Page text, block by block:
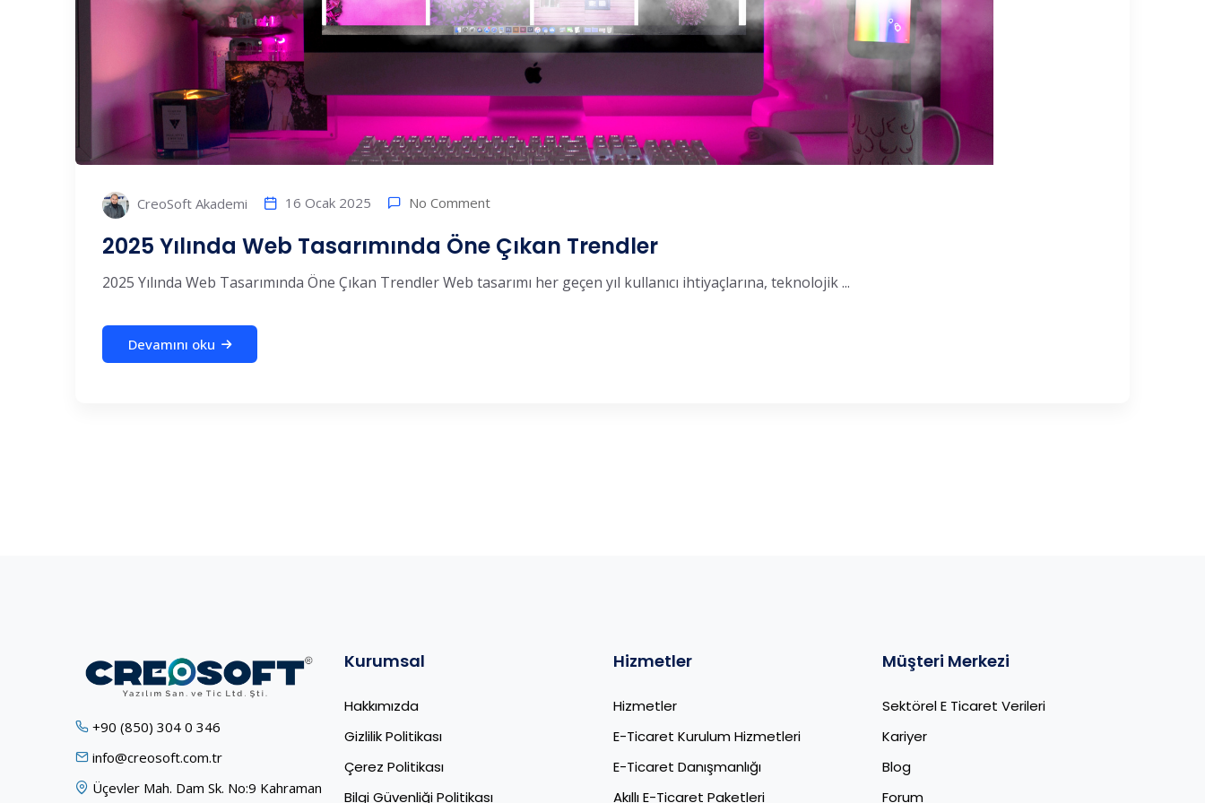
CreoSoft Akademi 16 Ocak 2025 No Comment
2025 Yılında Web Tasarımında Öne Çıkan Trendler
2025 Yılında Web Tasarımında Öne Çıkan Trendler Web tasarımı her geçen yıl kullanıcı ihtiyaçlarına, teknolojik ...
Devamını oku
+90 (850) 304 0 346
info@creosoft.com.tr
Üçevler Mah. Dam Sk. No:9 Kahraman
Kurumsal
Hakkımızda
Gizlilik Politikası
Çerez Politikası
Bilgi Güvenliği Politikası
Hizmetler
Hizmetler
E-Ticaret Kurulum Hizmetleri
E-Ticaret Danışmanlığı
Akıllı E-Ticaret Paketleri
Müşteri Merkezi
Sektörel E Ticaret Verileri
Kariyer
Blog
Forum